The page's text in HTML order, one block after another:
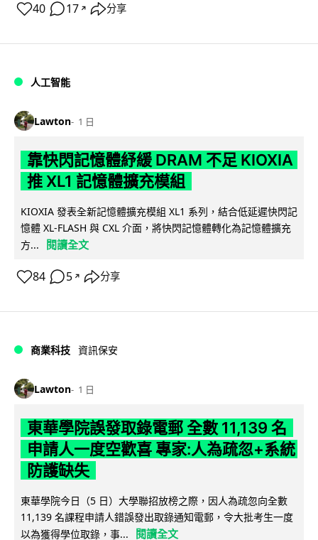
40 17 ↗ 分享
人工智能
Lawton 1 日
靠快閃記憶體紓緩 DRAM 不足 KIOXIA
推 XL1 記憶體擴充模組
KIOXIA 發表全新記憶體擴充模組 XL1 系列，結合低延遲快閃記
憶體 XL-FLASH 與 CXL 介面，將快閃記憶體轉化為記憶體擴充
方...
閱讀全文
84 5 ↗ 分享
商業科技 資訊保安
Lawton 1 日
東華學院誤發取錄電郵 全數 11,139 名
申請人一度空歡喜 專家:人為疏忽+系統
防護缺失
東華學院今日（5 日）大學聯招放榜之際，因人為疏忽向全數
11,139 名課程申請人錯誤發出取錄通知電郵，令大批考生一度
以為獲得學位取錄，事...
閱讀全文